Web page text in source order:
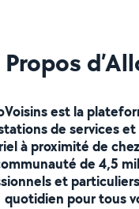
est la
de services
à proximité de
de 4,5
et
quotidien pour tous